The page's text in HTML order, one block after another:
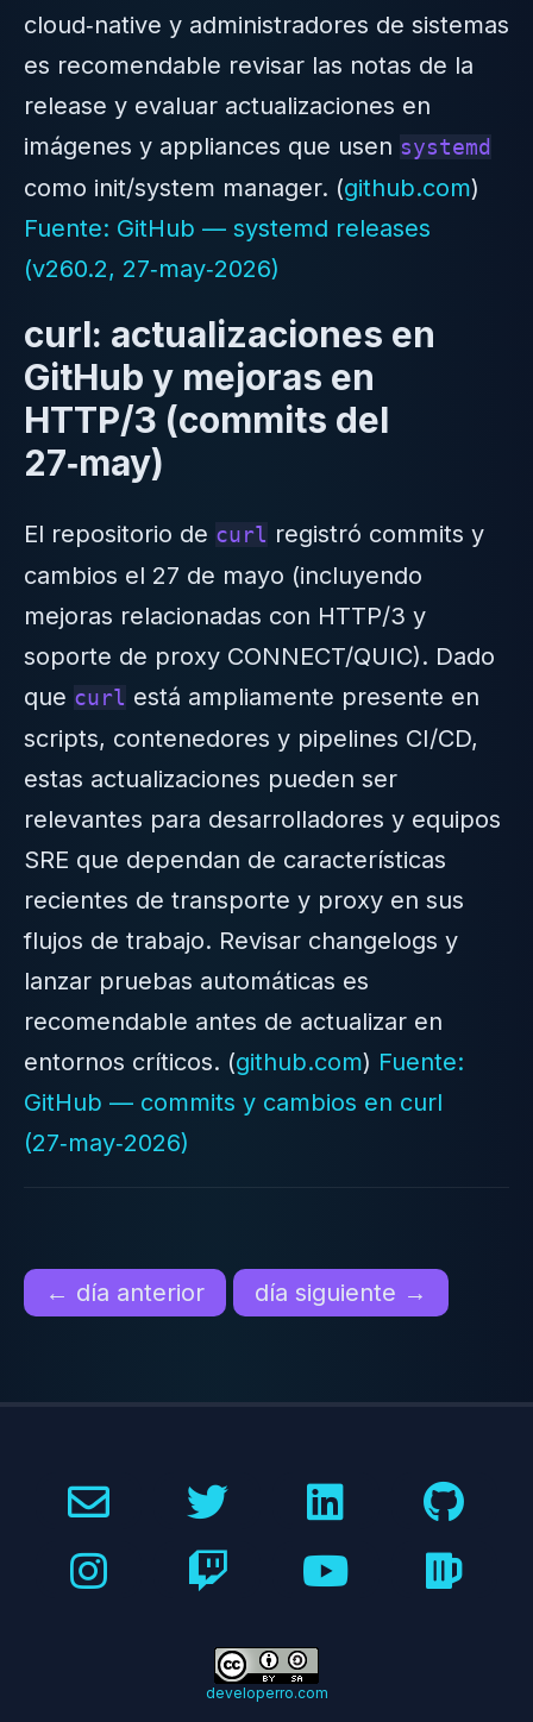
cloud‑native y administradores de sistemas
es recomendable revisar las notas de la
release y evaluar actualizaciones en
imágenes y appliances que usen systemd
como init/system manager. (github.com)
Fuente: GitHub — systemd releases
(v260.2, 27‑may‑2026)
curl: actualizaciones en
GitHub y mejoras en
HTTP/3 (commits del
27‑may)
El repositorio de curl registró commits y
cambios el 27 de mayo (incluyendo
mejoras relacionadas con HTTP/3 y
soporte de proxy CONNECT/QUIC). Dado
que curl está ampliamente presente en
scripts, contenedores y pipelines CI/CD,
estas actualizaciones pueden ser
relevantes para desarrolladores y equipos
SRE que dependan de características
recientes de transporte y proxy en sus
flujos de trabajo. Revisar changelogs y
lanzar pruebas automáticas es
recomendable antes de actualizar en
entornos críticos. (github.com) Fuente:
GitHub — commits y cambios en curl
(27‑may‑2026)
← día anterior día siguiente →
developerro.com